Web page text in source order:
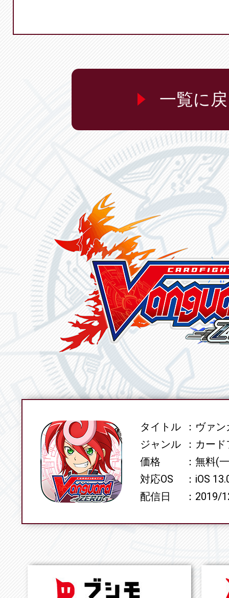
一覧に
SPECタイトル
ヴァン
ジャンル
カード
価格
無料(
対応OS
iOS
配信日
2019/